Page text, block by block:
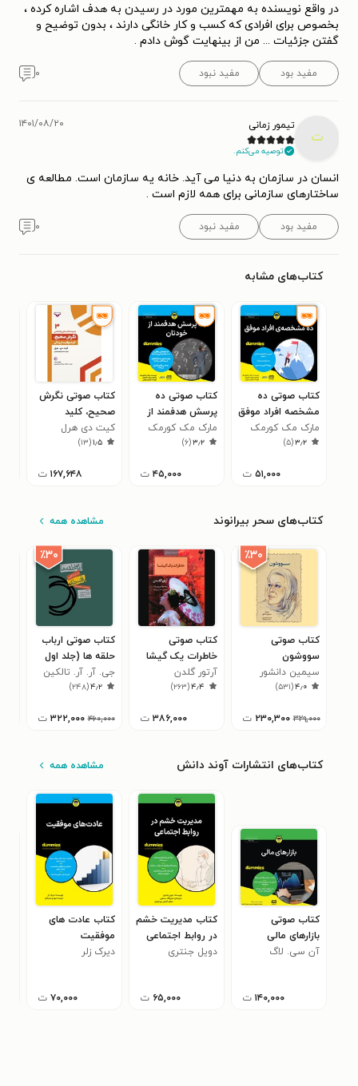
در واقع نویسنده به مهمترین مورد در رسیدن به هدف اشاره کرده ،
بخصوص برای افرادی که کسب و کار خانگی دارند ، بدون توضیح و
گفتن جزئیات ... من از بینهایت گوش دادم .
مفید بود مفید نبود ۰
ت
تیمور زمانی
توصیه می‌کنم.
۱۴۰۱/۰۸/۲۰
انسان در سازمان به دنیا می آید. خانه یه سازمان است. مطالعه ی
ساختارهای سازمانی برای همه لازم است .
مفید بود مفید نبود ۰
کتاب‌های مشابه
کتاب صوتی ده
مشخصه افراد موفق
مارک مک کورمک
۳٫۲(۵)
۵۱,۰۰۰ ت
کتاب صوتی ده
پرسش هدفمند از
خودتان
مارک مک کورمک
۳٫۲(۶)
۴۵,۰۰۰ ت
کتاب صوتی نگرش
صحیح، کلید
موفقیت در زندگی
کیت دی هرل
۱٫۵(۱۳)
۱۶۷,۶۴۸ ت
کتاب‌های سحر بیرانوند مشاهده همه
٪۳۰
کتاب صوتی
سووشون
سیمین دانشور
۴٫۰(۵۳۱)
۳۲۹,۰۰۰ ۲۳۰,۳۰۰ ت
کتاب صوتی
خاطرات یک گیشا
آرتور گلدن
۴٫۴(۲۶۳)
۳۸۶,۰۰۰ ت
٪۳۰
کتاب صوتی ارباب
حلقه ها (جلد اول
یاران حلقه)
جی. آر. آر. تالکین
۴٫۲(۲۴۸)
۴۶۰,۰۰۰ ۳۲۲,۰۰۰ ت
کتاب‌های انتشارات آوند دانش مشاهده همه
کتاب صوتی
بازارهای مالی
آن سی. لاگ
۱۴۰,۰۰۰ ت
کتاب مدیریت خشم
در روابط اجتماعی
دویل جنتری
۶۵,۰۰۰ ت
کتاب عادت های
موفقیت
دیرک زلر
۷۰,۰۰۰ ت